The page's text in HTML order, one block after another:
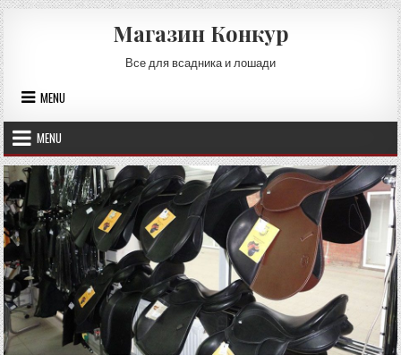
Skip
to
content
Магазин Конкур
Все для всадника и лошади
MENU
MENU